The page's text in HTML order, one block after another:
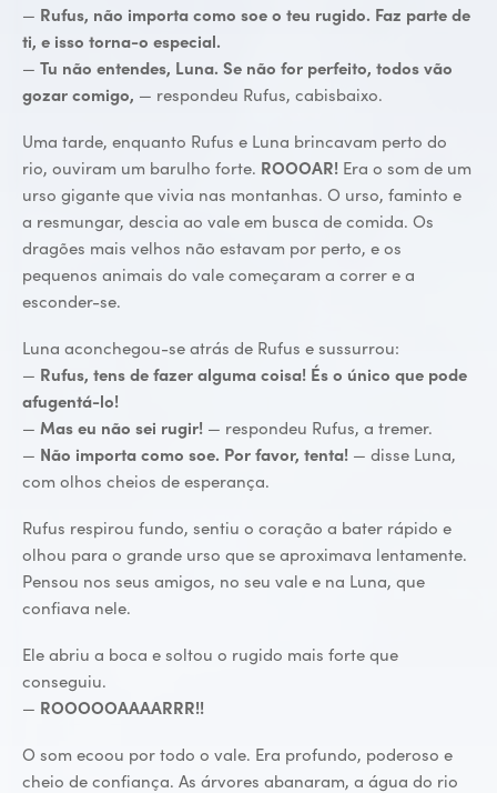
— Rufus, não importa como soe o teu rugido. Faz parte de
ti, e isso torna-o especial.
— Tu não entendes, Luna. Se não for perfeito, todos vão
gozar comigo, — respondeu Rufus, cabisbaixo.
Uma tarde, enquanto Rufus e Luna brincavam perto do
rio, ouviram um barulho forte. ROOOAR! Era o som de um
urso gigante que vivia nas montanhas. O urso, faminto e
a resmungar, descia ao vale em busca de comida. Os
dragões mais velhos não estavam por perto, e os
pequenos animais do vale começaram a correr e a
esconder-se.
Luna aconchegou-se atrás de Rufus e sussurrou:
— Rufus, tens de fazer alguma coisa! És o único que pode
afugentá-lo!
— Mas eu não sei rugir! — respondeu Rufus, a tremer.
— Não importa como soe. Por favor, tenta! — disse Luna,
com olhos cheios de esperança.
Rufus respirou fundo, sentiu o coração a bater rápido e
olhou para o grande urso que se aproximava lentamente.
Pensou nos seus amigos, no seu vale e na Luna, que
confiava nele.
Ele abriu a boca e soltou o rugido mais forte que
conseguiu.
— ROOOOOAAAARRR!!
O som ecoou por todo o vale. Era profundo, poderoso e
cheio de confiança. As árvores abanaram, a água do rio